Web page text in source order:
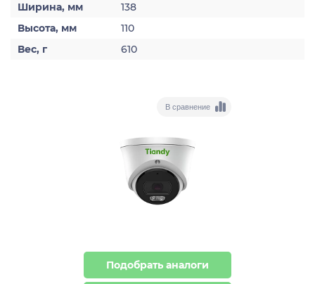
Ширина, мм
138
Высота, мм
110
Вес, г
610
В сравнение
Подобрать аналоги